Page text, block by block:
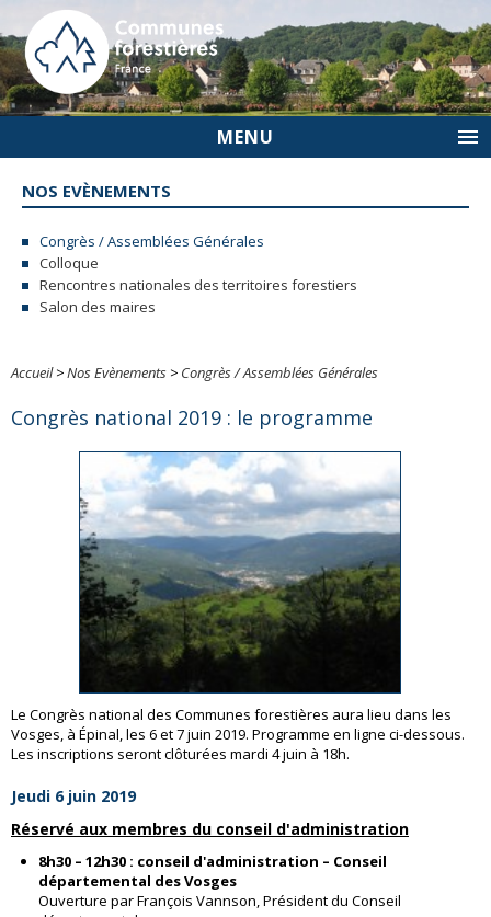
MENU
NOS EVÈNEMENTS
Congrès / Assemblées Générales
Colloque
Rencontres nationales des territoires forestiers
Salon des maires
Accueil>Nos Evènements > Congrès / Assemblées Générales
Congrès national 2019 : le programme
Le Congrès national des Communes forestières aura lieu dans les
Vosges, à Épinal, les 6 et 7 juin 2019. Programme en ligne ci-dessous.
Les inscriptions seront clôturées mardi 4 juin à 18h.
Jeudi 6 juin 2019
Réservé aux membres du conseil d'administration
8h30 – 12h30 : conseil d'administration – Conseil
départemental des Vosges
Ouverture par François Vannson, Président du Conseil